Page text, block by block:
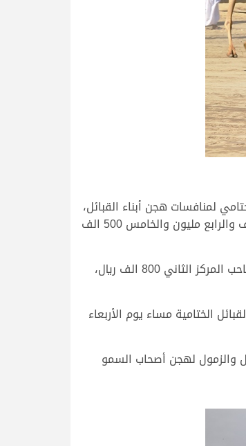
مفتوح في اليوم الختامي لمنافسات هجن أبناء القبائل،
بواقع 5 ملايين ريال للفائز بالسيف الغالي، كما سيحصل صاحب المركز الثاني على مليونين ونصف المليون ريال والثالث مليون ونصف والرابع مليون والخامس 500 الف
أما الفائز بالسيف الذهبي للحيل مفتوح (منافسات أصحاب السمو الشيوخ) فسيحصل على جائزة مالية كبرى تقدر بمليوني ريال، وصاحب المركز الثاني 800 الف ريال،
الختامية مساء يوم الأربعاء
الحيل والزمول لهجن أصحاب السمو